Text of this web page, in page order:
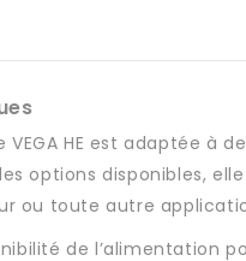
VEGA HE est adaptée à
options disponibles,
ou toute autre
de l’alimentation